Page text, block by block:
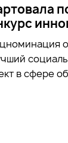
в сфере